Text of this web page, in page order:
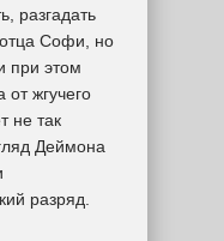
разгадать
Софи, но
при этом
от жгучего
не так
Деймона
разряд.